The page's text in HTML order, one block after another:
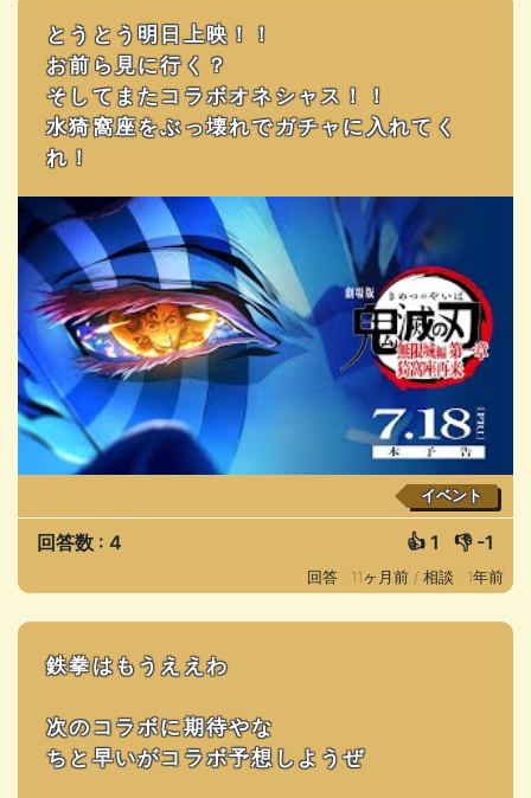
とうとう明日上映！！
お前ら見に行く？
そしてまたコラボオネシャス！！
水猗窩座をぶっ壊れでガチャに入れてく
れ！
イベント
回答数 : 4 👍 1 👎 -1
回答 : 11ヶ月前 / 相談 : 1年前
鉄拳はもうええわ
次のコラボに期待やな
ちと早いがコラボ予想しようぜ